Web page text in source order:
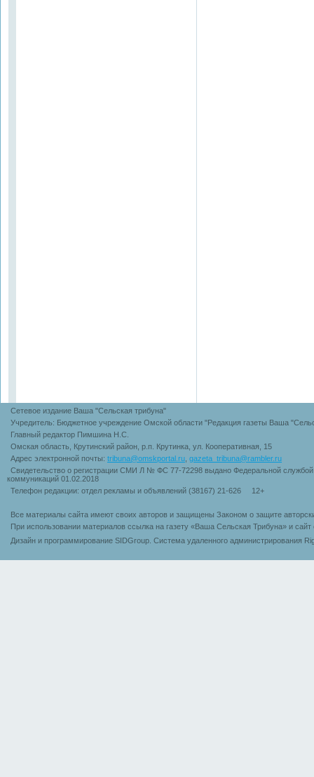
Сетевое издание Ваша "Сельская трибуна"
Учредитель: Бюджетное учреждение Омской области "Редакция газеты Ваша
Главный редактор Пимшина Н.С.
Омская область, Крутинский район, р.п. Крутинка, ул. Кооперативная, 15
Адрес электронной почты: tribuna@omskportal.ru gazeta_tribuna@rambler.ru
Свидетельство о регистрации СМИ Л № ФС 77-72298 выдано Федеральной
коммуникаций 01.02.2018
Телефон редакции: отдел рекламы и объявлений (38167) 21-626 12+
Все материалы сайта имеют своих авторов и защищены Законом о защите
При использовании материалов ссылка на газету «Ваша Сельская Трибуна» и сайт
Дизайн и программирование SIDGroup. Cистема удаленного администрирования